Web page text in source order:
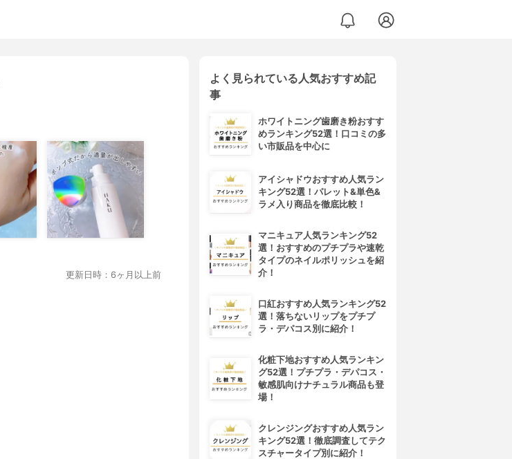
更新日時：6ヶ月以上前
よく見られている人気おすすめ記
事
ホワイトニング歯磨き粉おすす
めランキング52選！口コミの多
い市販品を中心に
アイシャドウおすすめ人気ラン
キング52選！パレット&単色&
ラメ入り商品を徹底比較！
マニキュア人気ランキング52
選！おすすめのプチプラや速乾
タイプのネイルポリッシュを紹
介！
口紅おすすめ人気ランキング52
選！落ちないリップをプチプ
ラ・デパコス別に紹介！
化粧下地おすすめ人気ランキン
グ52選！プチプラ・デパコス・
敏感肌向けナチュラル商品も登
場！
クレンジングおすすめ人気ラン
キング52選！徹底調査してテク
スチャータイプ別に紹介！